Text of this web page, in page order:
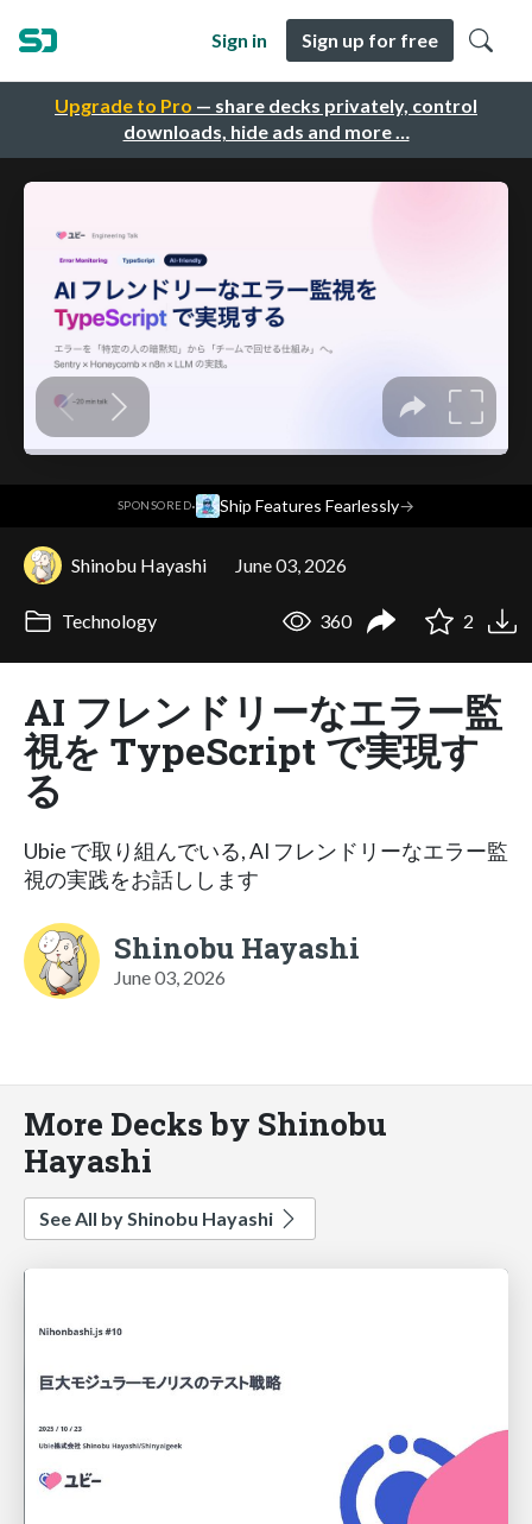
Upgrade to Pro — share decks privately, control
downloads, hide ads and more …
Sign in Sign up for free
SPONSORED· Ship Features Fearlessly→
Shinobu Hayashi June 03, 2026
Technology 360 2
AI フレンドリーなエラー監
視を TypeScript で実現す
る
Ubie で取り組んでいる, AI フレンドリーなエラー監
視の実践をお話しします
Shinobu Hayashi
June 03, 2026
More Decks by Shinobu
Hayashi
See All by Shinobu Hayashi